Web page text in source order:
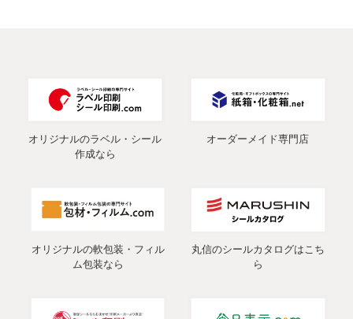
オリジナルのラベル・シール
作成なら
オーダーメイド専門店
オリジナルの軟包装・フィル
ム包装なら
丸信のシールカタログはこち
ら